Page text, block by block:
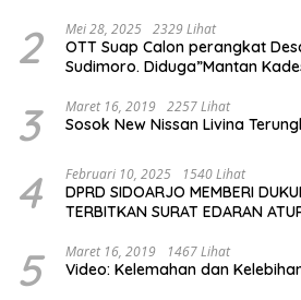
2 Mei 28, 2025 2329 Lihat
OTT Suap Calon perangkat Desa Medalem Dan
Sudimoro. Diduga”Mantan
3 Maret 16, 2019 2257 Lihat
Sosok New Nissan Livina
4 Februari 10, 2025 1540 Lihat
DPRD SIDOARJO MEMBERI
TERBITKAN SURAT EDARAN
KELUAR KOTA
5 Maret 16, 2019 1467 Lihat
Video: Kelemahan dan